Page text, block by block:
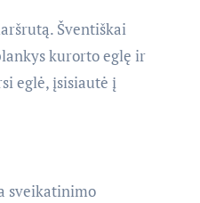
Šventiškai
kurorto eglę ir
eglė, įsisiautė į
sveikatinimo